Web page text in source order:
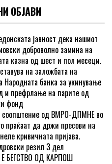
ОБЈАВИ
јавност дека нашиот
доброволно замина на
казна од шест и пол месеци.
на заложбата на
Народната банка за укинување
и префрлање на парите од
фонд
соопштение од ВМРО-ДПМНЕ во
праќаат да држи пресови на
кривичната пријава.
резил 3 дел
БЕГСТВО ОД КАРПОШ